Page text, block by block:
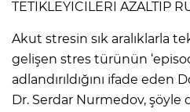
TETİKLEYİCİLERİ AZALTIP
Akut stresin sık aralıklarla
gelişen stres türünün
adlandırıldığını ifade eden
Dr. Serdar Nurmedov, şöyle